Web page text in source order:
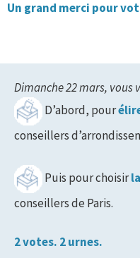
Un grand merci pour
Dimanche 22 mars, vous
D’abord, pour
conseillers
Puis pour choisir
conseillers de Paris.
2 votes. 2 urnes.